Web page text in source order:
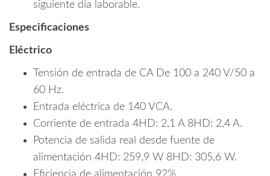
siguiente día laborable.
Especificaciones
Eléctrico
Tensión de entrada de CA De 100 a 240 V/50 a
60 Hz.
Entrada eléctrica de 140 VCA.
Corriente de entrada 4HD: 2,1 A 8HD: 2,4 A.
Potencia de salida real desde fuente de
alimentación 4HD: 259,9 W 8HD: 305,6 W.